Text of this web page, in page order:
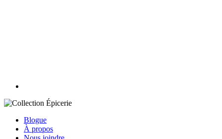
Blogue
À propos